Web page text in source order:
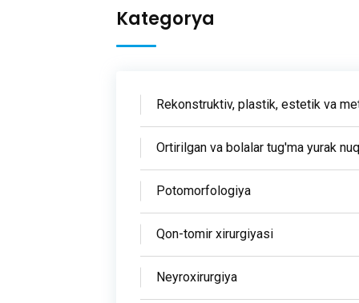
Kategorya
Rekonstruktiv, plastik, estetik va
Ortirilgan va bolalar tug'ma yurak
Potomorfologiya
Qon-tomir xirurgiyasi
Neyroxirurgiya